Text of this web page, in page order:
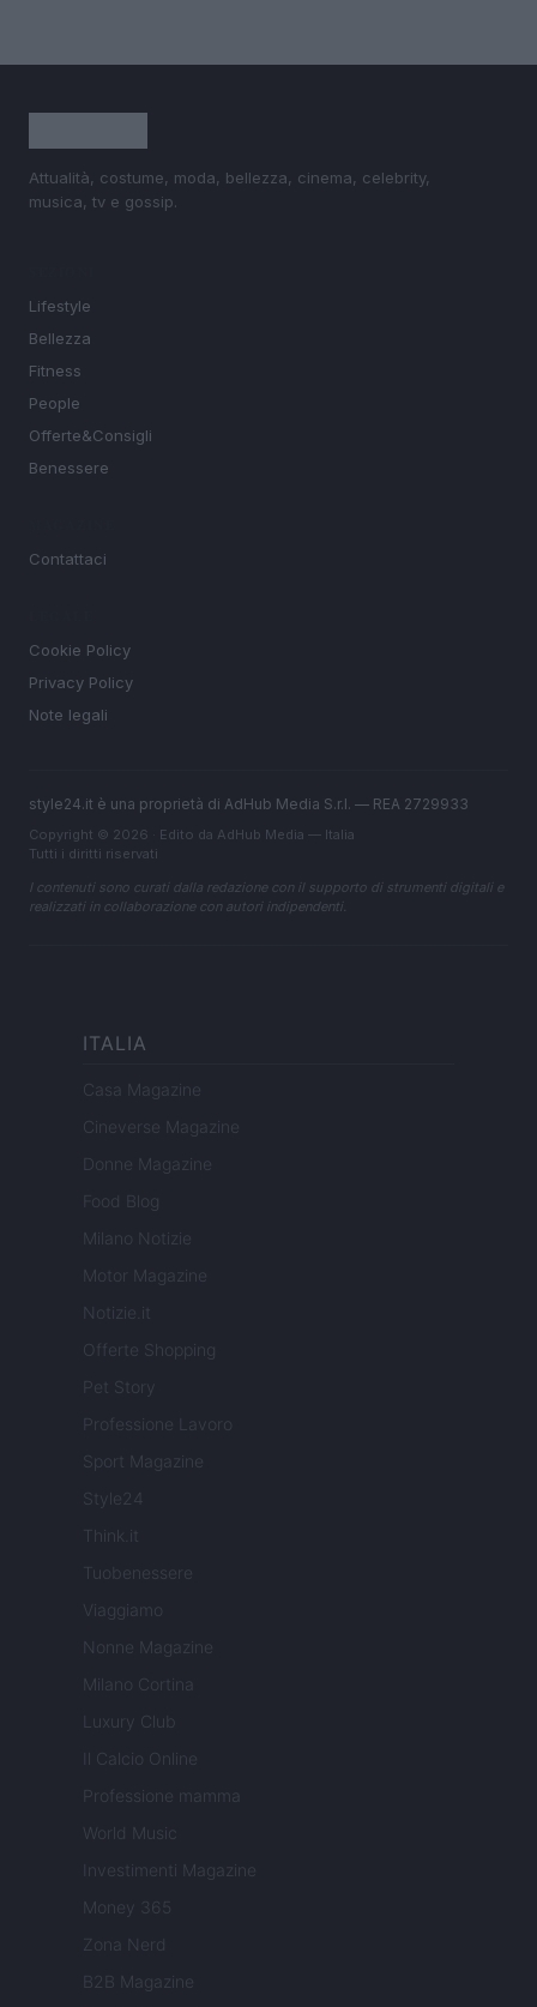
Attualità, costume, moda, bellezza, cinema, celebrity,
musica, tv e gossip.
Lifestyle
Bellezza
Fitness
People
Offerte&Consigli
Benessere
Contattaci
Cookie Policy
Privacy Policy
Note legali
style24.it è una proprietà di AdHub Media S.r.l. — REA 2729933
Copyright © 2026 · Edito da AdHub Media — Italia
Tutti i diritti riservati
I contenuti sono curati dalla redazione con il supporto di strumenti digitali e
realizzati in collaborazione con autori indipendenti.
ITALIA
Casa Magazine
Cineverse Magazine
Donne Magazine
Food Blog
Milano Notizie
Motor Magazine
Notizie.it
Offerte Shopping
Pet Story
Professione Lavoro
Sport Magazine
Style24
Think.it
Tuobenessere
Viaggiamo
Nonne Magazine
Milano Cortina
Luxury Club
Il Calcio Online
Professione mamma
World Music
Investimenti Magazine
Money 365
Zona Nerd
B2B Magazine